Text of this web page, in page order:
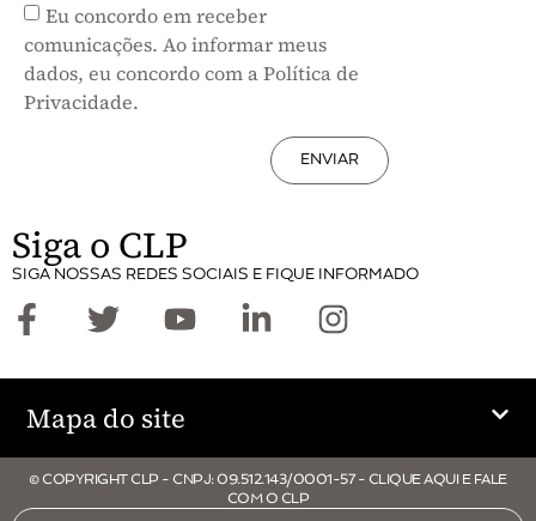
Eu concordo em receber
comunicações. Ao informar meus
dados, eu concordo com a Política de
Privacidade.
ENVIAR
Siga o CLP
SIGA NOSSAS REDES SOCIAIS E FIQUE INFORMADO
Mapa do site
© COPYRIGHT CLP - CNPJ: 09.512.143/0001-57 - CLIQUE AQUI E FALE
COM O CLP